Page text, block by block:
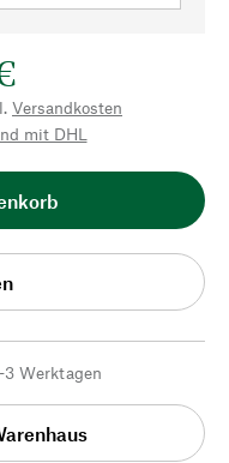
Versandkosten
mit DHL
Werktagen